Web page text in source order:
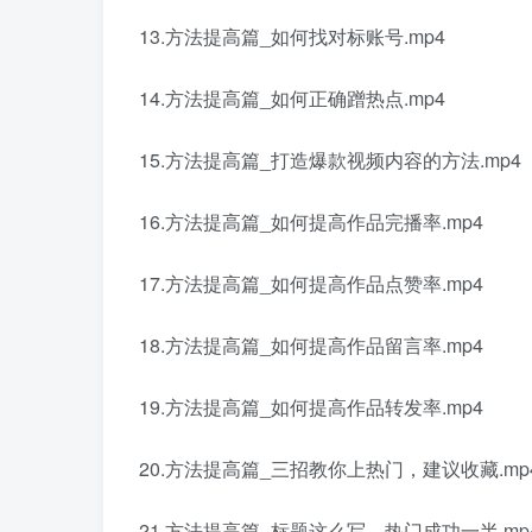
13.方法提高篇_如何找对标账号.mp4
14.方法提高篇_如何正确蹭热点.mp4
15.方法提高篇_打造爆款视频内容的方法.mp4
16.方法提高篇_如何提高作品完播率.mp4
17.方法提高篇_如何提高作品点赞率.mp4
18.方法提高篇_如何提高作品留言率.mp4
19.方法提高篇_如何提高作品转发率.mp4
20.方法提高篇_三招教你上热门，建议收藏